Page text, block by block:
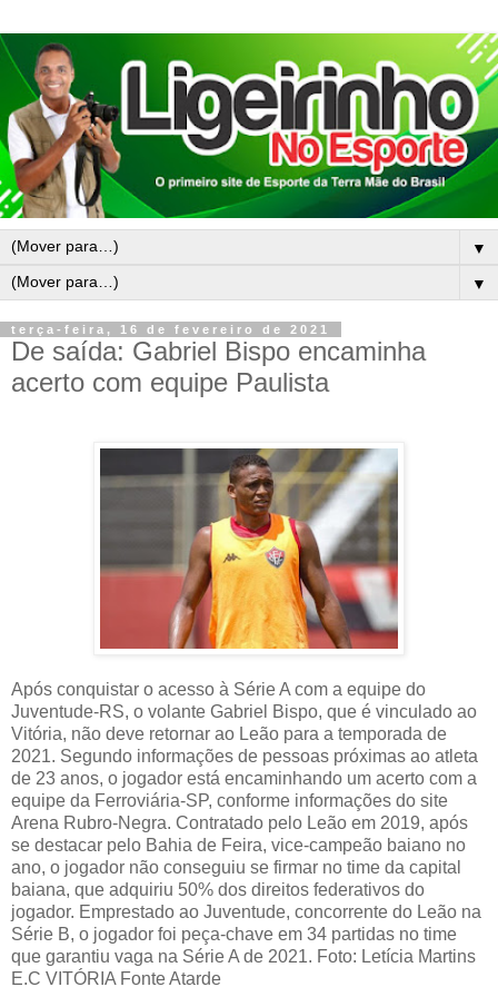
▼
▼
terça-feira, 16 de fevereiro de 2021
De saída: Gabriel Bispo encaminha
acerto com equipe Paulista
Após conquistar o acesso à Série A com a equipe do
Juventude-RS, o volante Gabriel Bispo, que é vinculado ao
Vitória, não deve retornar ao Leão para a temporada de
2021. Segundo informações de pessoas próximas ao atleta
de 23 anos, o jogador está encaminhando um acerto com a
equipe da Ferroviária-SP, conforme informações do site
Arena Rubro-Negra. Contratado pelo Leão em 2019, após
se destacar pelo Bahia de Feira, vice-campeão baiano no
ano, o jogador não conseguiu se firmar no time da capital
baiana, que adquiriu 50% dos direitos federativos do
jogador. Emprestado ao Juventude, concorrente do Leão na
Série B, o jogador foi peça-chave em 34 partidas no time
que garantiu vaga na Série A de 2021. Foto: Letícia Martins
E.C VITÓRIA Fonte Atarde